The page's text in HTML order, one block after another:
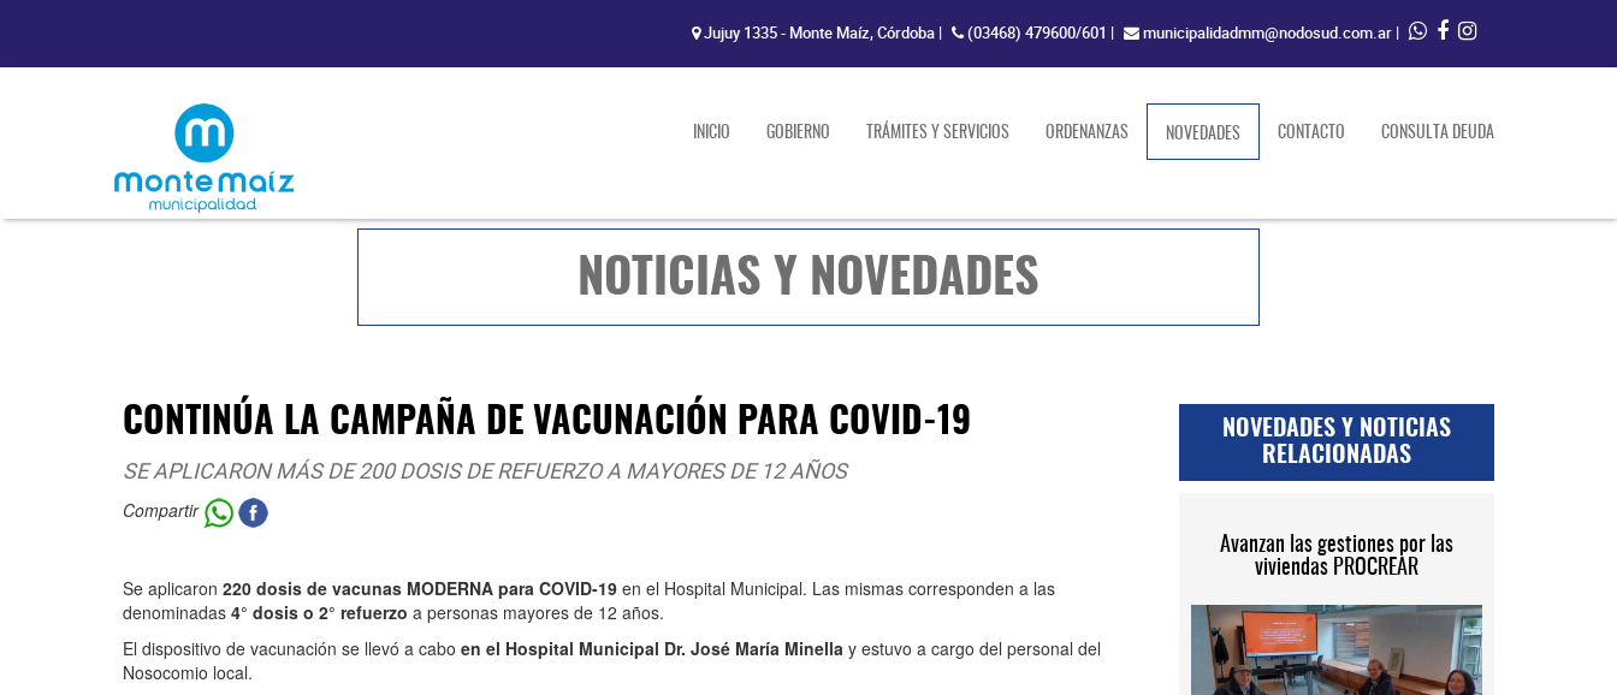
Jujuy 1335 - Monte Maíz, Córdoba | (03468) 479600/601 | municipalidadmm@nodosud.com.ar |
INICIO GOBIERNO TRÁMITES Y SERVICIOS ORDENANZAS NOVEDADES(current)CONTACTO CONSULTA DEUDA
NOTICIAS Y NOVEDADES
CONTINÚA LA CAMPAÑA DE VACUNACIÓN PARA COVID-19
SE APLICARON MÁS DE 200 DOSIS DE REFUERZO A MAYORES DE 12 AÑOS
Compartir
Se aplicaron 220 dosis de vacunas MODERNA para COVID-19 en el Hospital Municipal. Las mismas corresponden a las
denominadas 4° dosis o 2° refuerzo a personas mayores de 12 años.
El dispositivo de vacunación se llevó a cabo en el Hospital Municipal Dr. José María Minella y estuvo a cargo del personal del
Nosocomio local.
NOVEDADES Y NOTICIAS
RELACIONADAS
Avanzan las gestiones por las
viviendas PROCREAR